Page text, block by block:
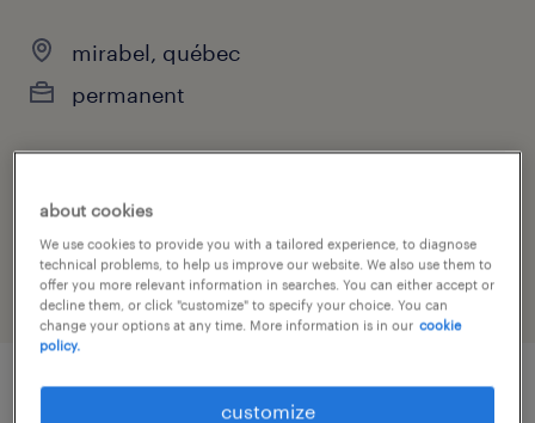
mirabel, québec
permanent
job category
engineering
about cookies
We use cookies to provide you with a tailored experience, to diagnose
technical problems, to help us improve our website. We also use them to
offer you more relevant information in searches. You can either accept or
decline them, or click "customize" to specify your choice. You can
change your options at any time. More information is in our cookie
policy.
customize